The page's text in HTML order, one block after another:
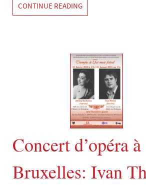
CONTINUE READING
Concert d’opéra à
Bruxelles: Ivan